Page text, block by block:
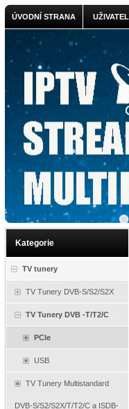
ÚVODNÍ STRANA UŽIVATEL
Kategorie
TV tunery
TV Tunery DVB-S/S2/S2X
TV Tunery DVB -T/T2/C
PCIe
USB
TV Tunery Multistandard
DVB-S/S2/S2X/T/T2/C a ISDB-